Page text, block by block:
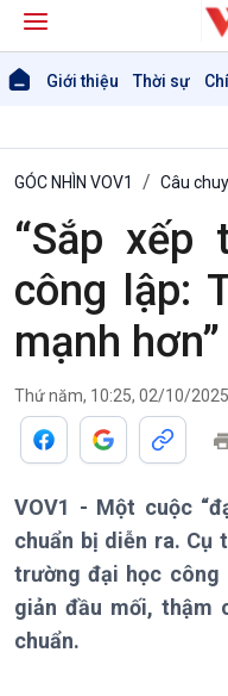
Giới thiệu Thời sự
Giới thiệu
GÓC NHÌN VOV1 Câu
“Sắp xếp
công lập:
mạnh hơn”
Thứ năm, 10:25, 02/10/2025
VOV1 - Một cuộc
chuẩn bị diễn ra. Cụ
trường đại học công
giản đầu mối, thậm
chuẩn.